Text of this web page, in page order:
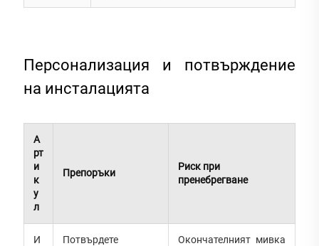
Персонализация и потвърждение
на инсталацията
А
рт
и
к
у
л
Препоръки
Риск при
пренебрегване
И
Потвърдете
Окончателният мивка